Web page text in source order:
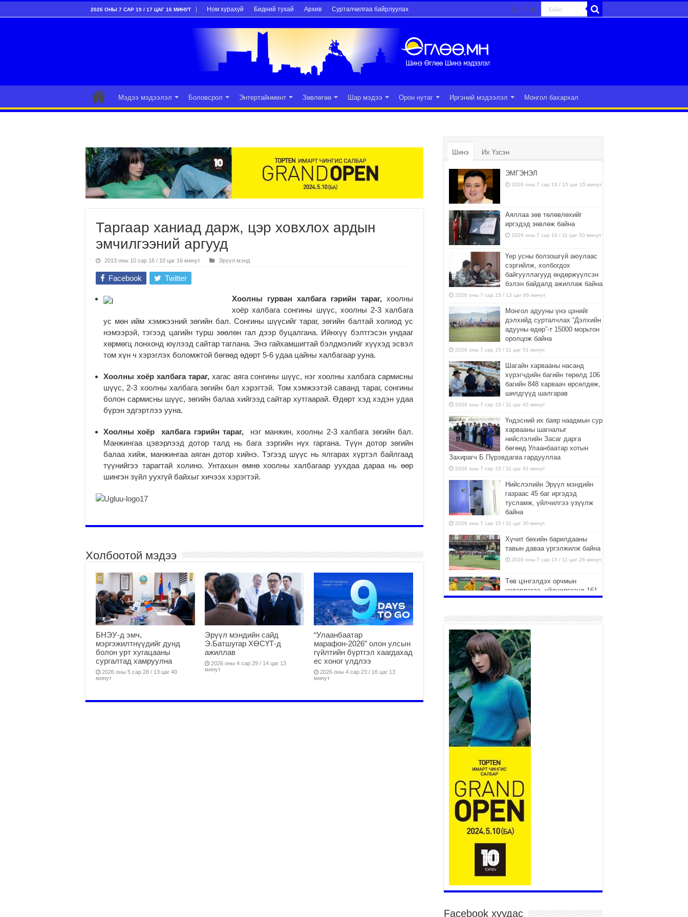
2026 ОНЫ 7 САР 19 / 17 ЦАГ 16 МИНУТ Ном хурахуй Бидний тухай Архив Сурталчилгаа байрлуулах
Мэдээ мэдээлэл Боловсрол Энтертайнмент Зөвлөгөө Шар мэдээ Орон нутаг Иргэний мэдээлэл Монгол бахархал
Таргаар ханиад дарж, цэр ховхлох ардын
эмчилгээний аргууд
2013 оны 10 сар 16 / 10 цаг 16 минут Эрүүл мэнд
Facebook Twitter
Хоолны гурван халбага гэрийн тараг, хоолны
хоёр халбага сонгины шүүс, хоолны 2-3 халбага
ус мөн ийм хэмжээний зөгийн бал. Сонгины шүүсийг тараг, зөгийн балтай холиод ус
нэмээрэй, тэгээд цагийн турш зөөлөн гал дээр буцалгана. Ийнхүү бэлтгэсэн ундааг
хөрмөгц лонхонд юүлээд сайтар таглана. Энэ гайхамшигтай бэлдмэлийг хүүхэд эсвэл
том хүн ч хэрэглэх боломжтой бөгөөд өдөрт 5-6 удаа цайны халбагаар ууна.
Хоолны хоёр халбага тараг,хагас аяга сонгины шүүс, нэг хоолны халбага сармисны
шүүс, 2-3 хоолны халбага зөгийн бал хэрэгтэй. Том хэмжээтэй саванд тараг, сонгины
болон сармисны шүүс, зөгийн балаа хийгээд сайтар хутгаарай. Өдөрт хэд хэдэн удаа
бүрэн эдгэртлээ ууна.
Хоолны хоёр халбага гэрийн тараг,
нэг манжин, хоолны 2-3 халбага зөгийн бал.
Манжингаа цэвэрлээд дотор талд нь бага зэргийн нүх гаргана. Түүн дотор зөгийн
балаа хийж, манжингаа аяган дотор хийнэ. Тэгээд шүүс нь ялгарах хүртэл байлгаад
түүнийгээ тарагтай холино. Унтахын өмнө хоолны халбагаар уухдаа дараа нь өөр
шингэн зүйл уухгүй байхыг хичээх хэрэгтэй.
Холбоотой мэдээ
БНЭУ-д эмч,
мэргэжилтнүүдийг дунд
болон урт хугацааны
сургалтад хамруулна
2026 оны 5 сар 28 / 13 цаг 40
минут
Эрүүл мэндийн сайд
Э.Батшугар ХӨСҮТ-д
ажиллав
2026 оны 4 сар 29 / 14 цаг 13
минут
“Улаанбаатар
марафон-2026” олон улсын
гүйлтийн бүртгэл хаагдахад
ес хоног үлдлээ
2026 оны 4 сар 23 / 16 цаг 13
минут
Шинэ Их Үзсэн
ЭМГЭНЭЛ
2026 оны 7 сар 19 / 15 цаг 15 минут
Аяллаа зөв төлөвлөхийг
иргэдэд зөвлөж байна
2026 оны 7 сар 16 / 11 цаг 50 минут
Үер усны болзошгүй аюулаас
сэргийлж, холбогдох
байгууллагууд өндөржүүлсэн
бэлэн байдалд ажиллаж байна
2026 оны 7 сар 15 / 13 цаг 06 минут
Монгол адууны үнэ цэнийг
дэлхийд сурталчлах “Дэлхийн
адууны өдөр”-т 15000 морьтон
оролцож байна
2026 оны 7 сар 15 / 11 цаг 51 минут
Шагайн харвааны насанд
хүрэгчдийн багийн төрөлд 106
багийн 848 харваач өрсөлдөж,
шилдгүүд шалгарав
2026 оны 7 сар 15 / 11 цаг 45 минут
Үндэсний их баяр наадмын сур
харвааны шагналыг
нийслэлийн Засаг дарга
бөгөөд Улаанбаатар хотын
Захирагч Б.Пүрэвдагва гардууллаа
2026 оны 7 сар 15 / 11 цаг 41 минут
Нийслэлийн Эрүүл мэндийн
газраас 45 баг иргэдэд
тусламж, үйлчилгээ үзүүлж
байна
2026 оны 7 сар 15 / 11 цаг 30 минут
Хүчит бөхийн барилдааны
тавын даваа үргэлжилж байна
2026 оны 7 сар 15 / 11 цаг 26 минут
Төв цэнгэлдэх орчмын
цэвэрлэгээ, үйлчилгээнд 161
ажилтан, 27 техниктэй
2026 оны 7 сар 15 / 11 цаг 22 минут
Наадмын амралтын өдрүүдэд
нийслэлийн эрүүл мэндийн
байгууллагууд дараах
хуваарийн дагуу ажиллана
2026 оны 7 сар 15 / 11 цаг 18 минут
Үндэсний их баяр наадам
эхэллээ
2026 оны 7 сар 15 / 11 цаг 14 минут
Үер усны аюулаас сэргийлж, нийслэлийн Онцгой
байдлын газрын 162 алба хаагч үүрэг гүйцэтгэж
байна
2026 оны 7 сар 15 / 11 цаг 07 минут
Үндэсний их сурын харваанд 850 харваач цэц
мэргэнээ сорьж байна
2026 оны 7 сар 15 / 11 цаг 03 минут
Төв цэнгэлдэхийн эргэн тойронд
2026 оны 7 сар 15 / 10 цаг 58 минут
Үндэсний их баяр наадмын шагайн харваа
насанд хүрэгчдийн багийн харваагаар
үргэлжилж байна
2026 оны 7 сар 15 / 10 цаг 52 минут
Үндэсний их баяр наадмын хүчит бөхийн
Facebook хуудас